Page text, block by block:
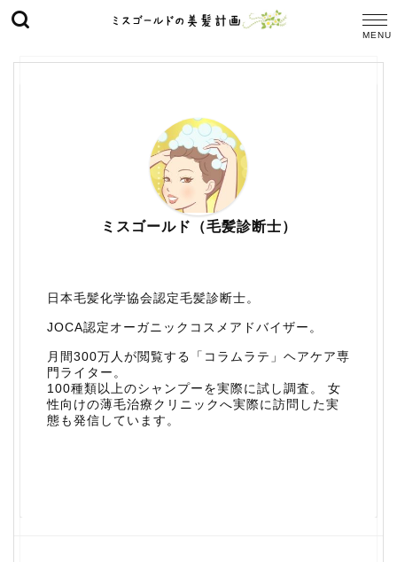
ミスゴールド（毛髪診断士）
日本毛髪化学協会認定毛髪診断士。
JOCA認定オーガニックコスメアドバイザー。
月間300万人が閲覧する「コラムラテ」ヘアケア専
門ライター。
100種類以上のシャンプーを実際に試し調査。 女
性向けの薄毛治療クリニックへ実際に訪問した実
態も発信しています。